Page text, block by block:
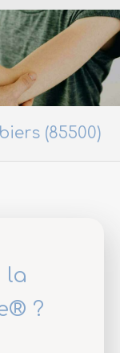
(85500)
la
?